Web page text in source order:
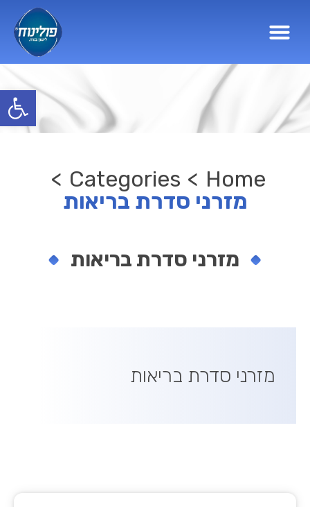
פתח
Home
>
Categories
>
מזרני סדרת בריאות
מזרני סדרת בריאות
מזרני סדרת בריאות